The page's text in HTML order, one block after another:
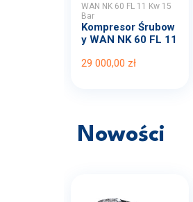
WAN NK 60 FL 11 Kw 15
Bar
Kompresor Śrubow
y WAN NK 60 FL 11
29 000,00 zł
Nowości